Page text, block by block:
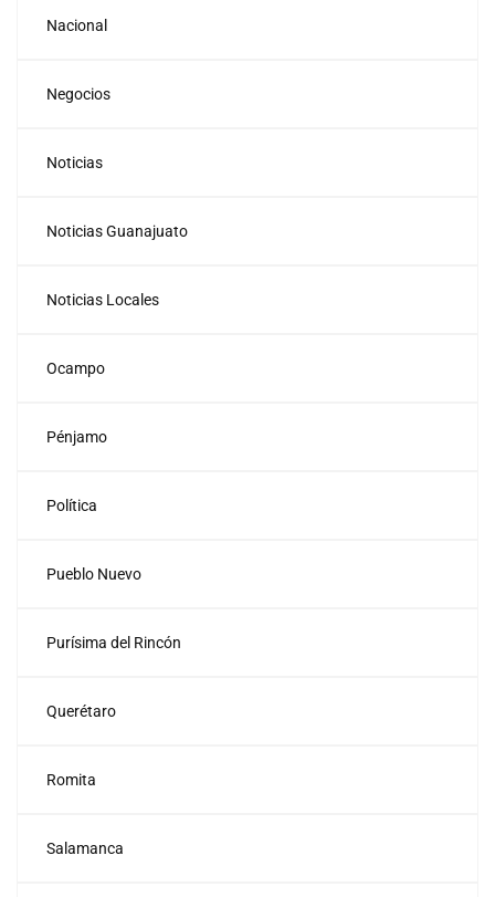
Nacional
Negocios
Noticias
Noticias Guanajuato
Noticias Locales
Ocampo
Pénjamo
Política
Pueblo Nuevo
Purísima del Rincón
Querétaro
Romita
Salamanca